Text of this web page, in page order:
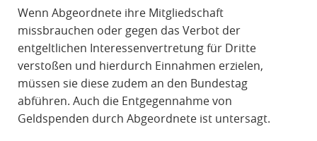
Wenn Abgeordnete ihre Mitgliedschaft
missbrauchen oder gegen das Verbot der
entgeltlichen Interessenvertretung für Dritte
verstoßen und hierdurch Einnahmen erzielen,
müssen sie diese zudem an den Bundestag
abführen. Auch die Entgegennahme von
Geldspenden durch Abgeordnete ist untersagt.